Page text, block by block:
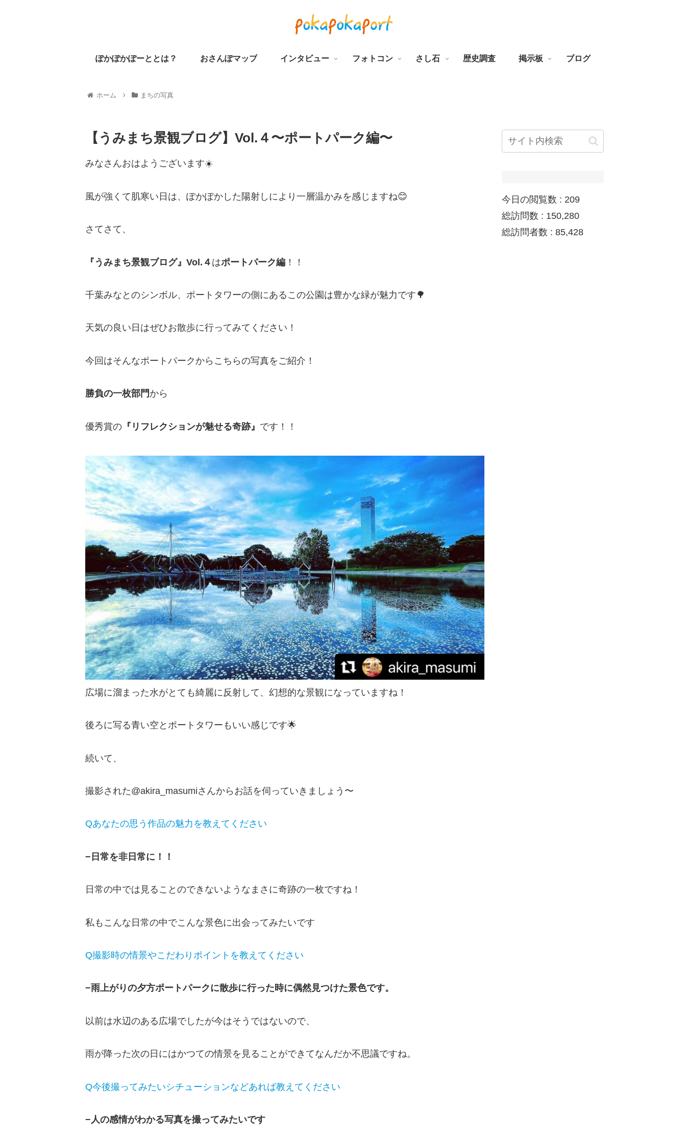
ぽかぽかぽーととは？ おさんぽマップ インタビュー フォトコン さし石 歴史調査 掲示板 ブログ
ホーム まちの写真
【うみまち景観ブログ】Vol.４〜ポートパーク編〜
みなさんおはようございます☀️
風が強くて肌寒い日は、ぽかぽかした陽射しにより一層温かみを感じますね😊
さてさて、
『うみまち景観ブログ』Vol.４ はポートパーク編 ！！
千葉みなとのシンボル、ポートタワーの側にあるこの公園は豊かな緑が魅力です🌳
天気の良い日はぜひお散歩に行ってみてください！
今回はそんなポートパークからこちらの写真をご紹介！
勝負の一枚部門 から
優秀賞の 『リフレクションが魅せる奇跡』 です！！
広場に溜まった水がとても綺麗に反射して、幻想的な景観になっていますね！
後ろに写る青い空とポートタワーもいい感じです🌟
続いて、
撮影された@akira_masumiさんからお話を伺っていきましょう〜
Qあなたの思う作品の魅力を教えてください
−日常を非日常に！！
日常の中では見ることのできないようなまさに奇跡の一枚ですね！
私もこんな日常の中でこんな景色に出会ってみたいです
Q撮影時の情景やこだわりポイントを教えてください
−雨上がりの夕方ポートパークに散歩に行った時に偶然見つけた景色です。
以前は水辺のある広場でしたが今はそうではないので、
雨が降った次の日にはかつての情景を見ることができてなんだか不思議ですね。
Q今後撮ってみたいシチューションなどあれば教えてください
−人の感情がわかる写真を撮ってみたいです
今日の閲覧数 : 209
総訪問数 : 150,280
総訪問者数 : 85,428